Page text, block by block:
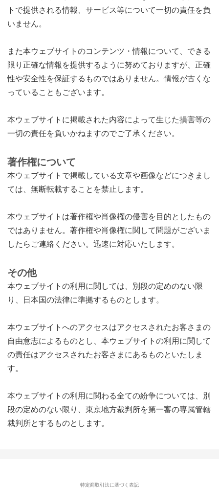
トで提供される情報、サービス等について一切の責任を負
いません。
また本ウェブサイトのコンテンツ・情報について、できる
限り正確な情報を提供するように努めておりますが、正確
性や安全性を保証するものではありません。情報が古くな
っていることもございます。
本ウェブサイトに掲載された内容によって生じた損害等の
一切の責任を負いかねますのでご了承ください。
著作権について
本ウェブサイトで掲載している文章や画像などにつきまし
ては、無断転載することを禁止します。
本ウェブサイトは著作権や肖像権の侵害を目的としたもの
ではありません。著作権や肖像権に関して問題がございま
したらご連絡ください。迅速に対応いたします。
その他
本ウェブサイトの利用に関しては、別段の定めのない限
り、日本国の法律に準拠するものとします。
本ウェブサイトへのアクセスはアクセスされたお客さまの
自由意志によるものとし、本ウェブサイトの利用に関して
の責任はアクセスされたお客さまにあるものといたしま
す。
本ウェブサイトの利用に関わる全ての紛争については、別
段の定めのない限り、東京地方裁判所を第一審の専属管轄
裁判所とするものとします。
特定商取引法に基づく表記